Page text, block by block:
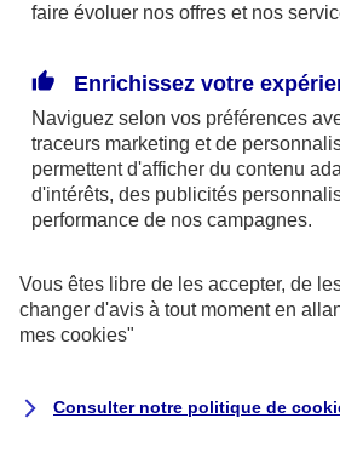
mandataires exclusifs en
246 et n°13 005 764
surwww.orias.fr)
AXA Assistance France
S.A au capital de 51 429
Siège social :
8-10, rue Paul Vaillant
faire évoluer nos offres et nos
Enrichissez votre
Naviguez selon vos préférences
traceurs marketing et de
permettent d'afficher du contenu
d'intérêts, des publicités
performance de nos campagnes.
Vous êtes libre de les accepter, de
changer d'avis à tout moment en
mes cookies"
Consulter notre politique de